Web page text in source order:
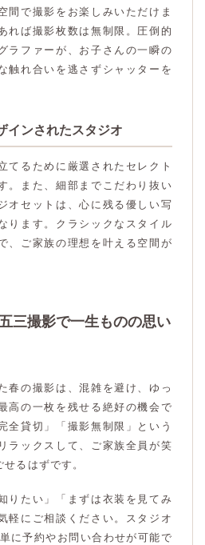
間で撮影をお楽しみいただけま
れば撮影枚数は無制限。圧倒的
ラファーが、お子さんの一瞬の
触れ合いを逃さずシャッターを
インされたスタジオ
てるために厳選されたセレクト
。また、細部までこだわり抜い
オセットは、心に残る優しい写
ります。クラシックなスタイル
、ご家族の理想を叶える空間が
三撮影で一生ものの思い
春の撮影は、混雑を避け、ゆっ
高の一枚を残せる絶好の機会で
全貸切」「撮影無制限」という
ラックスして、ご家族全員が笑
るはずです。
りたい」「まずは衣装を見てみ
軽にご相談ください。スタジオ
に予約やお問い合わせが可能で